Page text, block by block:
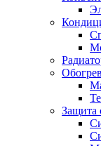
Защита